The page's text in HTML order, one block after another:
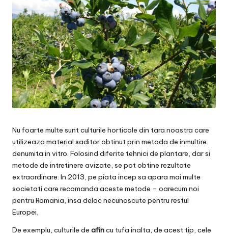
Nu foarte multe sunt culturile horticole din tara noastra care
utilizeaza material saditor obtinut prin metoda de inmultire
denumita in vitro. Folosind diferite tehnici de plantare, dar si
metode de intretinere avizate, se pot obtine rezultate
extraordinare. In 2013, pe piata incep sa apara mai multe
societati care recomanda aceste metode – oarecum noi
pentru Romania, insa deloc necunoscute pentru restul
Europei.
De exemplu, culturile de afincu tufa inalta, de acest tip, cele